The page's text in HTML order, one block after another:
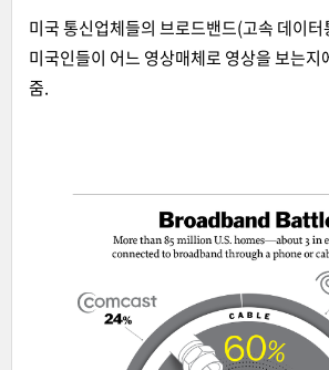
미국 통신업체들의 브로드밴드(고속 데이
미국인들이 어느 영상매체로 영상을 보는지
줌.